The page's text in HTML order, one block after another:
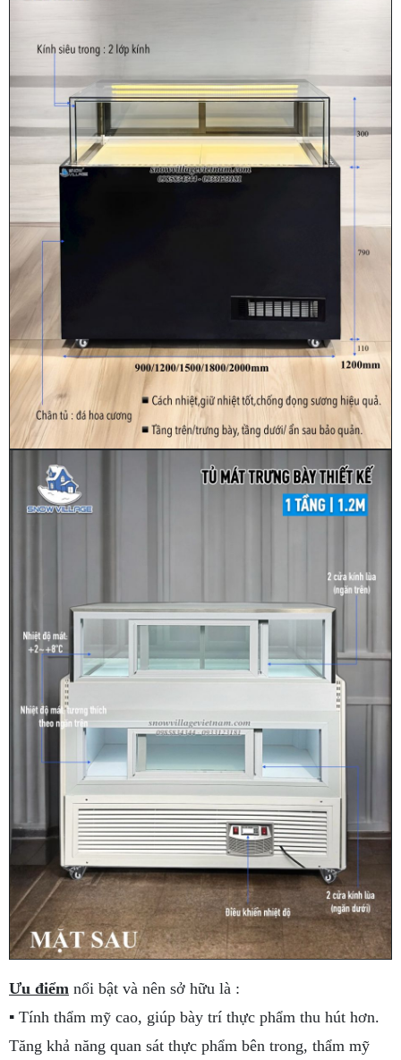
Ưu điểm nổi bật và nên sở hữu là :
▪ Tính thẩm mỹ cao, giúp bày trí thực phẩm thu hút hơn.
Tăng khả năng quan sát thực phẩm bên trong, thẩm mỹ